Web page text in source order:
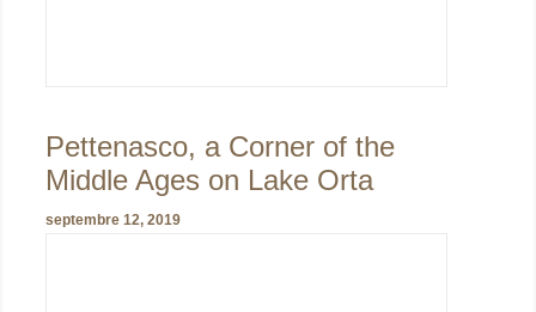
Pettenasco, a Corner of the
Middle Ages on Lake Orta
septembre 12, 2019